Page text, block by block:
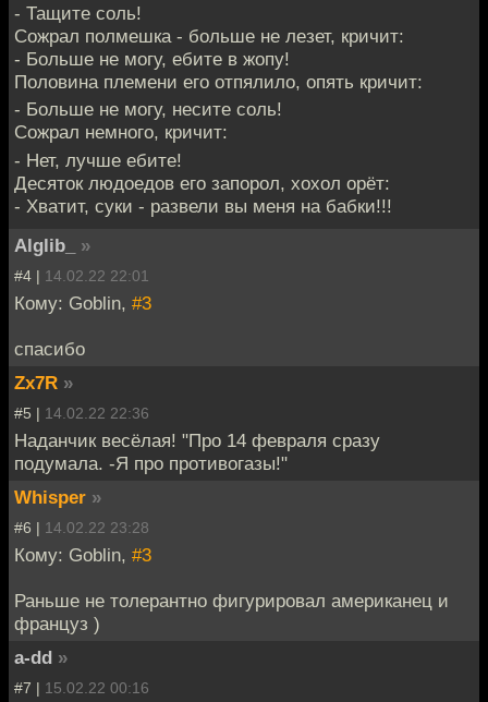
- Тащите соль!
Сожрал полмешка - больше не лезет, кричит:
- Больше не могу, ебите в жопу!
Половина племени его отпялило, опять кричит:
- Больше не могу, несите соль!
Сожрал немного, кричит:
- Нет, лучше ебите!
Десяток людоедов его запорол, хохол орёт:
- Хватит, суки - развели вы меня на бабки!!!
Alglib_
»
#4 | 14.02.22 22:01
Кому: Goblin, #3
спасибо
Zx7R »
#5 | 14.02.22 22:36
Наданчик весёлая! "Про 14 февраля сразу
подумала. -Я про противогазы!"
Whisper »
#6 | 14.02.22 23:28
Кому: Goblin, #3
Раньше не толерантно фигурировал американец и
француз )
a-dd »
#7 | 15.02.22 00:16